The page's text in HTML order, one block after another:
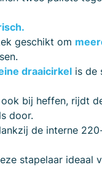
geschikt om
draaicirkel is de
ook bij heffen, rijdt
door.
de interne
stapelaar ideaal